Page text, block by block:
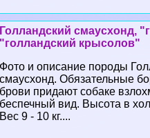
Голландский смаусхонд,
"голландский крысолов"
Фото и описание породы
смаусхонд. Обязательные
брови придают собаке
беспечный вид. Высота в
Вес 9 - 10 кг....